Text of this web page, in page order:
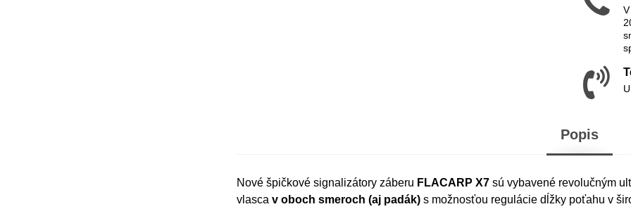
Popis
Nové špičkové signalizátory záberu FLACARP X7 sú vybavené revolučným
vlascav oboch smeroch (aj padák) s možnosťou regulácie dĺžky poťahu v